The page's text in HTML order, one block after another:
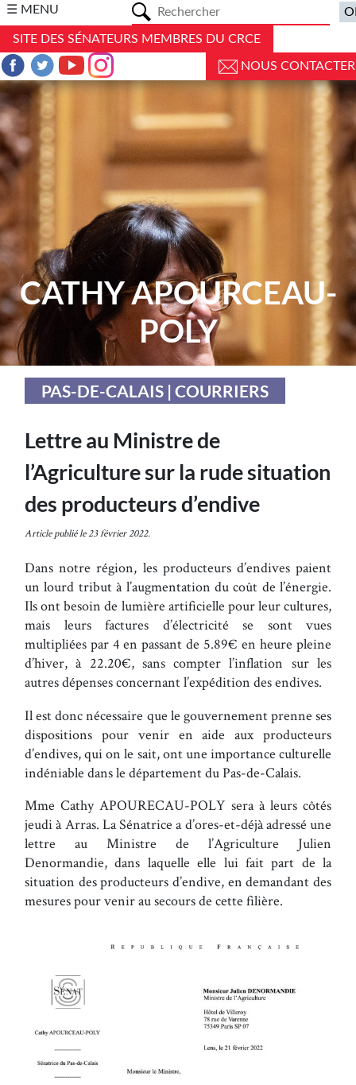
☰ MENU
SITE DES SÉNATEURS MEMBRES DU CRCE
NOUS CONTACTER
CATHY APOURCEAU-
POLY
PAS-DE-CALAIS | COURRIERS
Lettre au Ministre de
l’Agriculture sur la rude situation
des producteurs d’endive
Article publié le 23 février 2022.
Dans notre région, les producteurs d’endives paient
un lourd tribut à l’augmentation du coût de l’énergie.
Ils ont besoin de lumière artificielle pour leur cultures,
mais leurs factures d’électricité se sont vues
multipliées par 4 en passant de 5.89€ en heure pleine
d’hiver, à 22.20€, sans compter l’inflation sur les
autres dépenses concernant l’expédition des endives.
Il est donc nécessaire que le gouvernement prenne ses
dispositions pour venir en aide aux producteurs
d’endives, qui on le sait, ont une importance culturelle
indéniable dans le département du Pas-de-Calais.
Mme Cathy APOURECAU-POLY sera à leurs côtés
jeudi à Arras. La Sénatrice a d’ores-et-déjà adressé une
lettre au Ministre de l’Agriculture Julien
Denormandie, dans laquelle elle lui fait part de la
situation des producteurs d’endive, en demandant des
mesures pour venir au secours de cette filière.